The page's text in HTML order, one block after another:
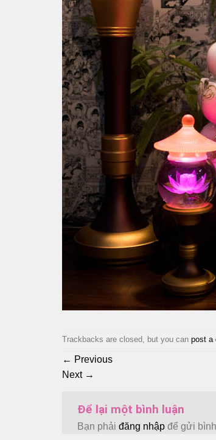
Trackbacks are closed, but you can post a
← Previous
Next →
Để lại một bình luận
Bạn phải đăng nhập để gửi